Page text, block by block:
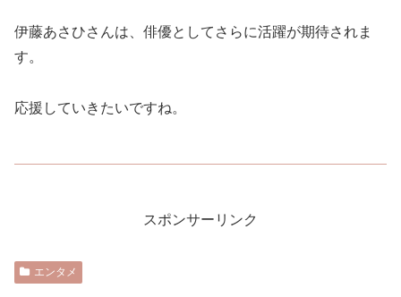
伊藤あさひさんは、俳優としてさらに活躍が期待されま
す。
応援していきたいですね。
スポンサーリンク
エンタメ